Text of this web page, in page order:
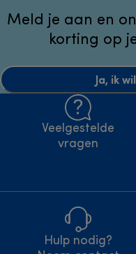
Meld je aan en
korting op
Ja, ik
Veelgestelde
vragen
Hulp nodig?